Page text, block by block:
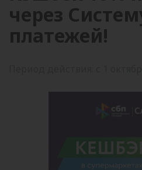
через
платежей!